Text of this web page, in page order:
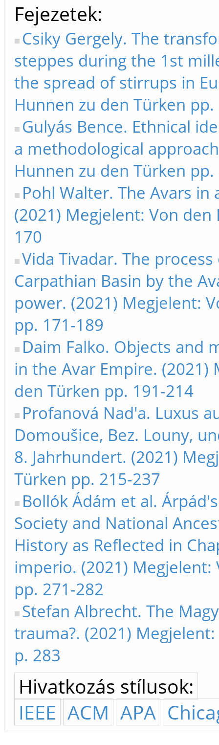
Fejezetek
Csiky Gergely. The
steppes during the 1st
the spread of stirrups in
Hunnen zu den Türken pp.
Gulyás Bence. Ethnical
a methodological
Hunnen zu den Türken
Pohl Walter. The Avars
(2021) Megjelent: Von
170
Vida Tivadar. The
Carpathian Basin by the
power. (2021) Megjelent:
pp. 171-189
Daim Falko. Objects and
in the Avar Empire.
den Türken pp. 191-214
Profanová Nad'a. Luxus
Domoušice, Bez. Louny,
8. Jahrhundert. (2021)
Türken pp. 215-237
Bollók Ádám et al.
Society and National
History as Reflected in
imperio. (2021)
pp. 271-282
Stefan Albrecht. The
trauma?. (2021)
p. 283
Hivatkozás stílusok:
IEEE ACM APA